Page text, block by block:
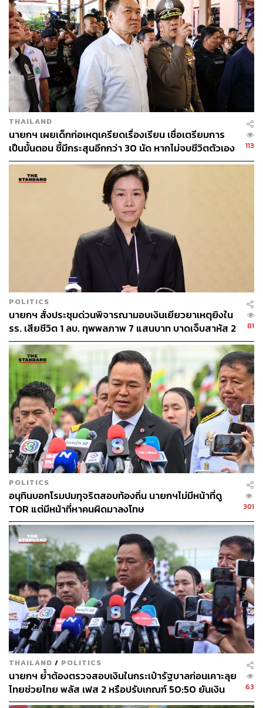
THAILAND
นายกฯ เผยเด็กก่อเหตุเครียดเรื่องเรียน เชื่อเตรียมการ
เป็นขั้นตอน ชี้มีกระสุนอีกกว่า 30 นัด หากไม่จบชีวิตตัวเอง
อาจสูญเสียเพิ่ม
113
POLITICS
นายกฯ สั่งประชุมด่วนพิจารณามอบเงินเยียวยาเหตุยิงใน
รร. เสียชีวิต 1 ลบ. ทุพพลภาพ 7 แสนบาท บาดเจ็บสาหัส 2
แสนบาท บาดเจ็บเล็กน้อย 1 แสนบาท
81
POLITICS
อนุทินบอกโรมปมทุจริตสอบท้องถิ่น นายกฯไม่มีหน้าที่ดู
TOR แต่มีหน้าที่หาคนผิดมาลงโทษ
301
THAILAND / POLITICS
นายกฯ ย้ำต้องตรวจสอบเงินในกระเป๋ารัฐบาลก่อนเคาะลุย
ไทยช่วยไทย พลัส เฟส 2 หรือปรับเกณฑ์ 50:50 ยันเงิน
คงคลังรัฐบาลแข็งแรง
63